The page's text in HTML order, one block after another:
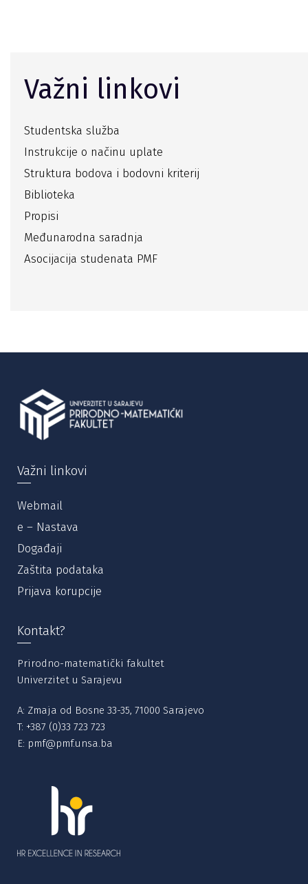
Važni linkovi
Studentska služba
Instrukcije o načinu uplate
Struktura bodova i bodovni kriterij
Biblioteka
Propisi
Međunarodna saradnja
Asocijacija studenata PMF
Važni linkovi
Webmail
e – Nastava
Događaji
Zaštita podataka
Prijava korupcije
Kontakt?
Prirodno-matematički fakultet
Univerzitet u Sarajevu
A: Zmaja od Bosne 33-35, 71000 Sarajevo
T: +387 (0)33 723 723
E: pmf@pmf.unsa.ba